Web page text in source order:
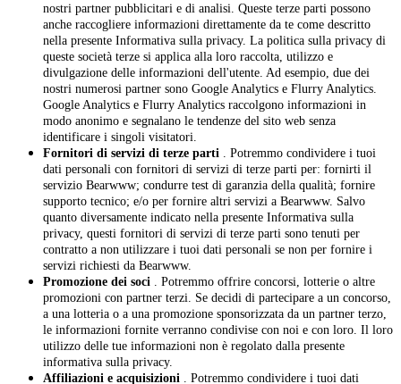
nostri partner pubblicitari e di analisi. Queste terze parti possono
anche raccogliere informazioni direttamente da te come descritto
nella presente Informativa sulla privacy. La politica sulla privacy di
queste società terze si applica alla loro raccolta, utilizzo e
divulgazione delle informazioni dell'utente. Ad esempio, due dei
nostri numerosi partner sono Google Analytics e Flurry Analytics.
Google Analytics e Flurry Analytics raccolgono informazioni in
modo anonimo e segnalano le tendenze del sito web senza
identificare i singoli visitatori.
Fornitori di servizi di terze parti . Potremmo condividere i tuoi
dati personali con fornitori di servizi di terze parti per: fornirti il
servizio Bearwww; condurre test di garanzia della qualità; fornire
supporto tecnico; e/o per fornire altri servizi a Bearwww. Salvo
quanto diversamente indicato nella presente Informativa sulla
privacy, questi fornitori di servizi di terze parti sono tenuti per
contratto a non utilizzare i tuoi dati personali se non per fornire i
servizi richiesti da Bearwww.
Promozione dei soci . Potremmo offrire concorsi, lotterie o altre
promozioni con partner terzi. Se decidi di partecipare a un concorso,
a una lotteria o a una promozione sponsorizzata da un partner terzo,
le informazioni fornite verranno condivise con noi e con loro. Il loro
utilizzo delle tue informazioni non è regolato dalla presente
informativa sulla privacy.
Affiliazioni e acquisizioni . Potremmo condividere i tuoi dati